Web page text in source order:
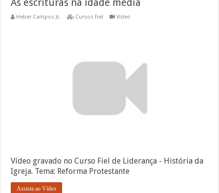
As escrituras na idade média
Heber Campos Jr. Cursos Fiel Vídeo
Vídeo gravado no Curso Fiel de Liderança - História da
Igreja. Tema: Reforma Protestante
Assista ao Vídeo